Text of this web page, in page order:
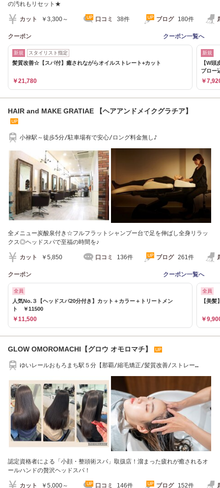
の汚れもリセット★
カット ￥3,300～ 口コミ 38件 ブログ 180件
クーポン クーポン一覧へ
新規 スタイリスト指定
髪質改善☆【スパ付】癒されながらオイルストレート+カット
￥21,780
新規
【W
ブロー
￥
HAIR and MAKE GRATIAE 【ヘアアンドメイクグラチア】
小禄駅～徒歩5分/駐車場有で安心/ロング料金無し♪
全メニュー炭酸泉付き☆フルフラットシャンプー台で足を伸ばし全身リラッ
クス◎ヘッドスパで至福の時間を♪
カット ￥5,850 口コミ 136件 ブログ 261件
クーポン クーポン一覧へ
全員
人気No.３【ヘッドスパ20分付き】カット＋カラー＋トリートメン
ト ￥11500
￥11,500
全員
【美
￥
GLOW OMOROMACHI【グロウ オモロマチ】
ゆいレールおもろまち駅５分【那覇/縮毛矯正/髪質改善/ストレー
認定資格者による「小顔・整頭術スパ」取扱店！溜まった疲れが癒されるオ
ールハンドの贅沢ヘッドスパ！
カット ￥5,000～ 口コミ 146件 ブログ 152件